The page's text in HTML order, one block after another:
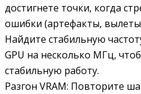
достигнете точки‚ когда
ошибки (артефакты‚
Найдите стабильную
GPU на несколько МГц‚
стабильную работу.
Разгон VRAM: Повторите